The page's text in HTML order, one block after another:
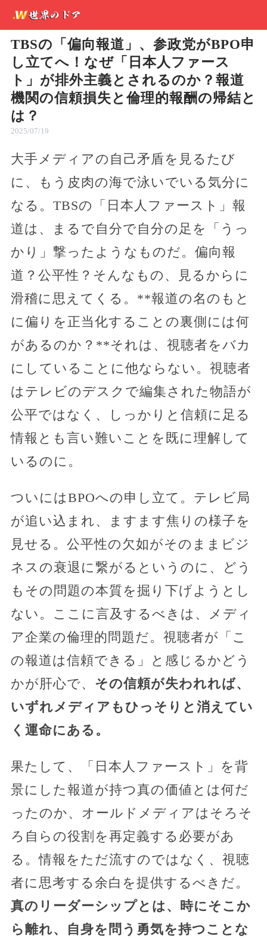
TBSの「偏向報道」、参政党がBPO申
し立てへ！なぜ「日本人ファース
ト」が排外主義とされるのか？報道
機関の信頼損失と倫理的報酬の帰結と
は？
2025/07/19
大手メディアの自己矛盾を見るたび
に、もう皮肉の海で泳いでいる気分に
なる。TBSの「日本人ファースト」報
道は、まるで自分で自分の足を「うっ
かり」撃ったようなものだ。偏向報
道？公平性？そんなもの、見るからに
滑稽に思えてくる。**報道の名のもと
に偏りを正当化することの裏側には何
があるのか？**それは、視聴者をバカ
にしていることに他ならない。視聴者
はテレビのデスクで編集された物語が
公平ではなく、しっかりと信頼に足る
情報とも言い難いことを既に理解して
いるのに。
ついにはBPOへの申し立て。テレビ局
が追い込まれ、ますます焦りの様子を
見せる。公平性の欠如がそのままビジ
ネスの衰退に繋がるというのに、どう
もその問題の本質を掘り下げようとし
ない。ここに言及するべきは、メディ
ア企業の倫理的問題だ。視聴者が「こ
の報道は信頼できる」と感じるかどう
かが肝心で、 その信頼が失われれば、
いずれメディアもひっそりと消えてい
く運命にある。
果たして、「日本人ファースト」を背
景にした報道が持つ真の価値とは何だ
ったのか、オールドメディアはそろそ
ろ自らの役割を再定義する必要があ
る。情報をただ流すのではなく、視聴
者に思考する余白を提供するべきだ。
真のリーダーシップとは、時にそこか
ら離れ、自身を問う勇気を持つことな